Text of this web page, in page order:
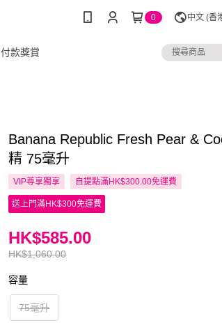
0 中文 (香
付款獎賞
Banana Republic Fresh Pear &
精 75毫升
VIP尊享獨享 自提點滿HK$300.00免運費
送上門滿HK$300免運費
HK$1,060.00
HK$585.00
容量
75毫升